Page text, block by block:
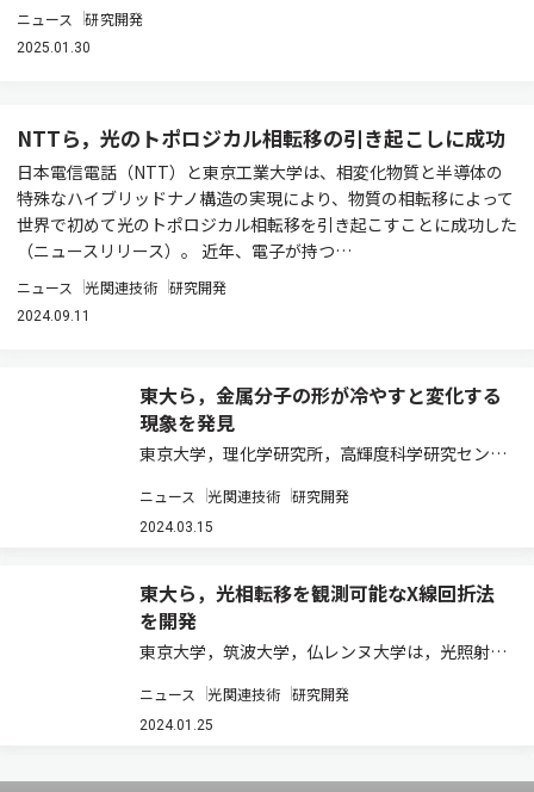
ニュース 研究開発
2025.01.30
NTTら，光のトポロジカル相転移の引き起こしに成功
日本電信電話（NTT）と東京工業大学は、相変化物質と半導体の
特殊なハイブリッドナノ構造の実現により、物質の相転移によって
世界で初めて光のトポロジカル相転移を引き起こすことに成功した
（ニュースリリース）。 近年、電子が持つ…
ニュース 光関連技術 研究開発
2024.09.11
東大ら，金属分子の形が冷やすと変化する
現象を発見
東京大学，理化学研究所，高輝度科学研究センタ
子の形が冷やすと変化する現象を発見した（ニュ
ースリリース）。 固体中において金属イオンが分
ニュース 光関連技術 研究開発
2024.03.15
東大ら，光相転移を観測可能なX線回折法
を開発
東京大学，筑波大学，仏レンヌ大学は，光照射に
に，物質を分散させた液を流して冷却することで
初期化し，再度光照射を行なうことができるサン
い…
ニュース 光関連技術 研究開発
2024.01.25